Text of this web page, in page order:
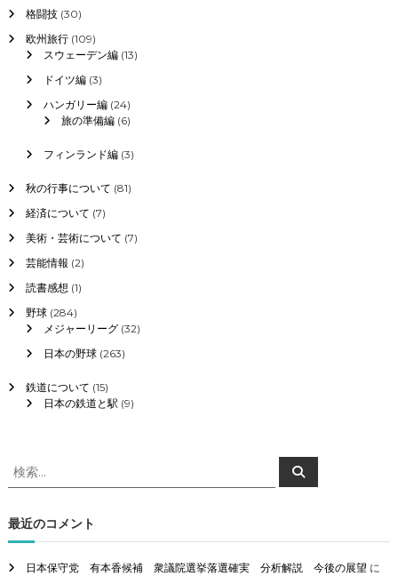
格闘技(30)
欧州旅行(109)
スウェーデン編(13)
ドイツ編(3)
ハンガリー編(24)
旅の準備編(6)
フィンランド編(3)
秋の行事について (81)
経済について (7)
美術・芸術について (7)
芸能情報 (2)
読書感想 (1)
野球(284)
メジャーリーグ(32)
日本の野球(263)
鉄道について (15)
日本の鉄道と駅 (9)
検
索
象
:
検
索
最近のコメント
日本保守党 有本香候補 衆議院選挙落選確実 分析解説 今後の展望 に